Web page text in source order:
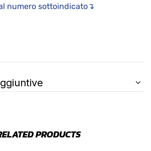
al numero sottoindicato↴
PRODUCTS